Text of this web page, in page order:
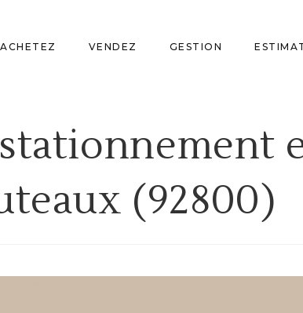
ACHETEZ VENDEZ GESTION
(92800)